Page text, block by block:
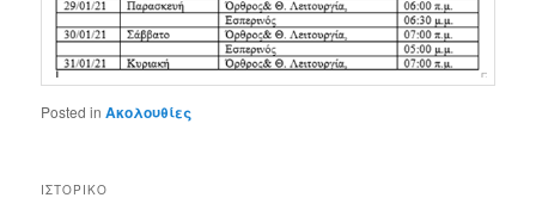
Posted in Ακολουθίες
ΙΣΤΟΡΙΚΌ